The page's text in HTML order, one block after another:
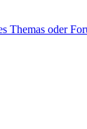
Themas oder